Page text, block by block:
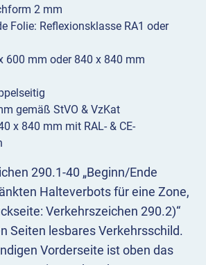
290.1-40 „Beginn/Ende
Halteverbots für eine Zone,
Verkehrszeichen 290.2)“
Seiten lesbares Verkehrsschild.
Vorderseite ist oben das
2 mm
Folie: Reflexionsklasse RA1 oder
600 mm oder 840 x 840 mm
gemäß StVO & VzKat
x 840 mm mit RAL- & CE-